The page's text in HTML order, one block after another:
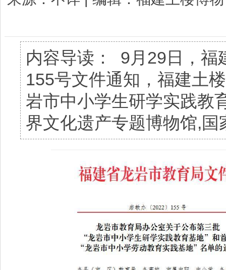
内容导读： 9月29日，福
155号文件通知，福建土
岩市中小学生研学实践
界文化遗产专题博物馆,